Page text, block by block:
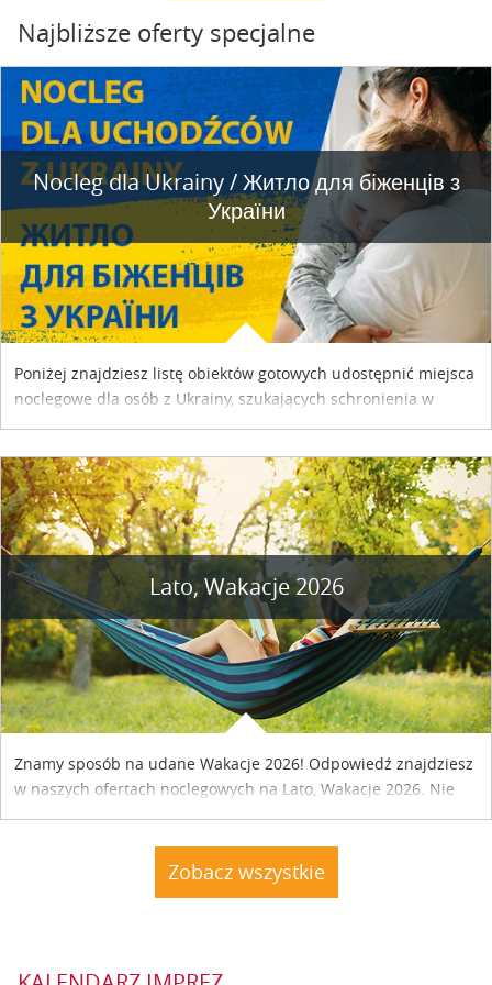
Najbliższe oferty specjalne
Nocleg dla Ukrainy / Житло для бiженцiв з
України
Poniżej znajdziesz listę obiektów gotowych udostępnić miejsca
noclegowe dla osób z Ukrainy, szukających schronienia w
Lato, Wakacje 2026
Znamy sposób na udane Wakacje 2026! Odpowiedź znajdziesz
w naszych ofertach noclegowych na Lato, Wakacje 2026. Nie
zwlekaj atrakcyjne noclegi czekają...
Zobacz wszystkie